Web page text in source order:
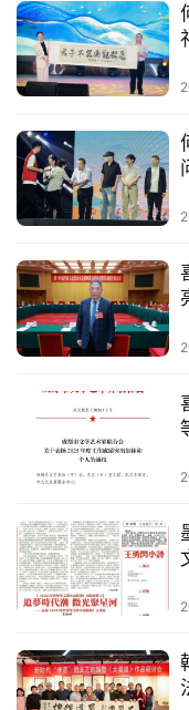
究
教
育
训
党
引
领
网